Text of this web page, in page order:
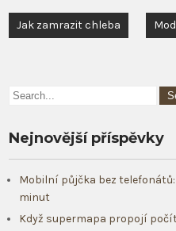
Navigace
pro
Jak zamrazit chleba
Nejnovější příspěvky
Mobilní půjčka bez
minut
Když supermapa propojí